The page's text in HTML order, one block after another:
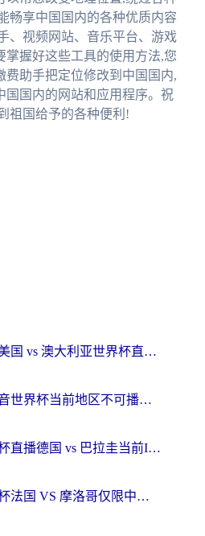
畅享中国国内的各种优质内容
、视频网站、音乐平台、游戏
掌握好这些工具的使用方法,您
费助手把定位修改到中国国内,
国国内的网站和应用程序。祝
祖国给予的各种便利!
在国外怎么看美国 vs 澳大利亚世界杯直播？海外党必藏的中文解说观赛指南
在加拿大看抖音世界杯当前地区不可播放？海外党体育观赛终极指南
在海外看世界杯直播德国 vs 巴拉圭当前IP受限制？这篇指南帮你轻松解决地区限制
在国外看世界杯法国 VS 摩洛哥仅限中国大陆？别让地域限制拦下你的欢呼